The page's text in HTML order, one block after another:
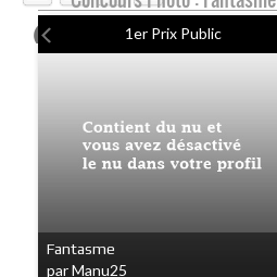
1er Prix Public
Fantasme
par Manu25